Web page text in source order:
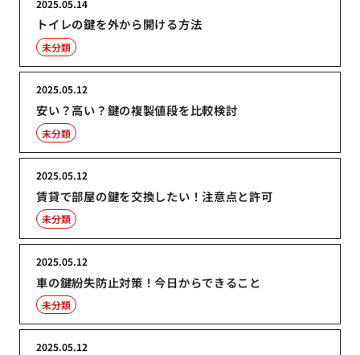
トイレの鍵を外から開ける方法
2025.05.14
未分類
安い？高い？鍵の複製値段を比較検討
2025.05.12
未分類
賃貸で部屋の鍵を交換したい！注意点と許可
2025.05.12
未分類
車の鍵紛失防止対策！今日からできること
2025.05.12
未分類
2025.05.12